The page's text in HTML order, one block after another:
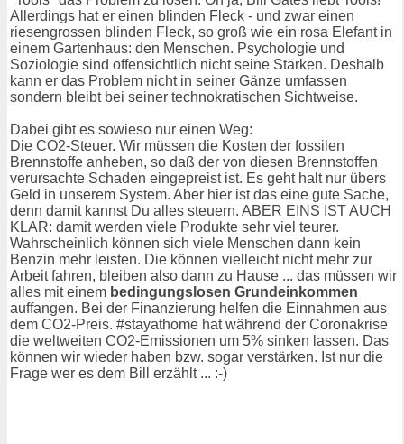
Allerdings hat er einen blinden Fleck - und zwar einen
riesengrossen blinden Fleck, so groß wie ein rosa Elefant in
einem Gartenhaus: den Menschen. Psychologie und
Soziologie sind offensichtlich nicht seine Stärken. Deshalb
kann er das Problem nicht in seiner Gänze umfassen
sondern bleibt bei seiner technokratischen Sichtweise.
Dabei gibt es sowieso nur einen Weg:
Die CO2-Steuer. Wir müssen die Kosten der fossilen
Brennstoffe anheben, so daß der von diesen Brennstoffen
verursachte Schaden eingepreist ist. Es geht halt nur übers
Geld in unserem System. Aber hier ist das eine gute Sache,
denn damit kannst Du alles steuern. ABER EINS IST AUCH
KLAR: damit werden viele Produkte sehr viel teurer.
Wahrscheinlich können sich viele Menschen dann kein
Benzin mehr leisten. Die können vielleicht nicht mehr zur
Arbeit fahren, bleiben also dann zu Hause ... das müssen wir
alles mit einem bedingungslosen Grundeinkommen
auffangen. Bei der Finanzierung helfen die Einnahmen aus
dem CO2-Preis. #stayathome hat während der Coronakrise
die weltweiten CO2-Emissionen um 5% sinken lassen. Das
können wir wieder haben bzw. sogar verstärken. Ist nur die
Frage wer es dem Bill erzählt ... :-)